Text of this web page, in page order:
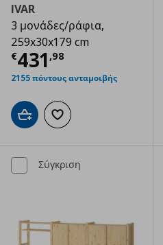
IVAR
3 μονάδες/ράφια,
259x30x179 cm
€431 ,98
Τρέχουσα τιμή
2155 πόντους ανταμοιβής
Προσθήκη στο καλάθι
Προσθήκη στα
Σύγκριση